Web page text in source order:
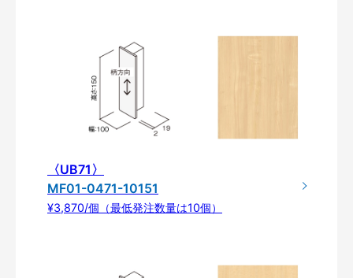
〈UB71〉
MF01-0471-10151
¥3,870/個（最低発注数量は10個）